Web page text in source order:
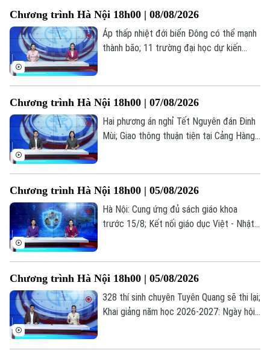
Chuyên mục
Thời sự
Hà Nội
Chính trị
Xã hội
Hà Nội
Nhịp sống Hà Nội
Người Hà Nội
Khoảnh khắc Hà Nội
Thế giới
Tin tức
Kinh tế
bản tin hôm nay.
Chương trình Hà Nội 18h00 | 08/08/2026
Áp thấp nhiệt đới biển Đông có thể mạnh
thành bão; 11 trường đại học dự kiến
hôm nay.
Chương trình Hà Nội 18h00 | 07/08/2026
Hai phương án nghỉ Tết Nguyên đán Đinh
Mùi; Giao thông thuận tiện tại Cảng Hàng
nay.
Chương trình Hà Nội 18h00 | 05/08/2026
Hà Nội: Cung ứng đủ sách giáo khoa
trước 15/8; Kết nối giáo dục Việt - Nhật
hôm nay.
Chương trình Hà Nội 18h00 | 05/08/2026
328 thí sinh chuyên Tuyên Quang sẽ thi lại;
Khai giảng năm học 2026-2027: Ngày hội